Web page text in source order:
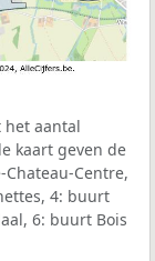
het aantal
kaart geven de
Centre,
4: buurt
6: buurt Bois